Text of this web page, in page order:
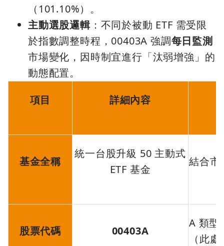
（101.10%）。
主動選股邏輯：不同於被動 ETF 需受限
於指數調整時程，00403A 強調每日監測
市場變化，因時制宜進行「汰弱增強」的
動態配置。
項目
詳細內容
基金全稱
統一台股升級 50 主動式
ETF 基金
結合市
股票代碼 00403A
A 類型
（此